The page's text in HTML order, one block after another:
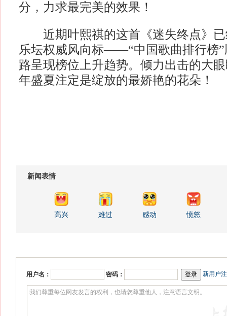
分，力求最完美的效果！
近期叶熙祺的这首《迷失终点》已
乐坛权威风向标——“中国歌曲排行榜”
路呈现榜位上升趋势。倾力出击的大
年盛夏注定是绽放的最娇艳的花朵！
新闻表情
高兴 难过 感动 愤怒
用户名： 密码： 新用户